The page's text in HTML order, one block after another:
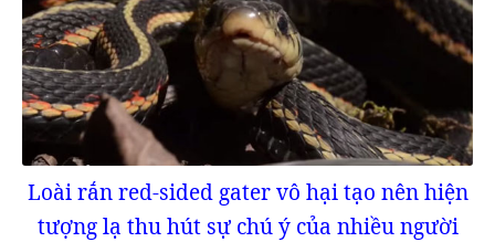
Loài rắn red-sided gater vô hại tạo nên hiện
tượng lạ thu hút sự chú ý của nhiều người